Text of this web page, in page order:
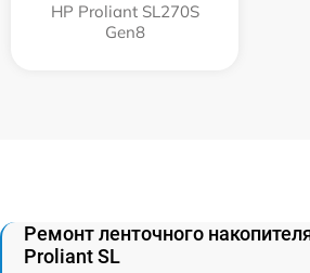
HP Proliant SL270S
Gen8
Ремонт ленточного
Proliant SL